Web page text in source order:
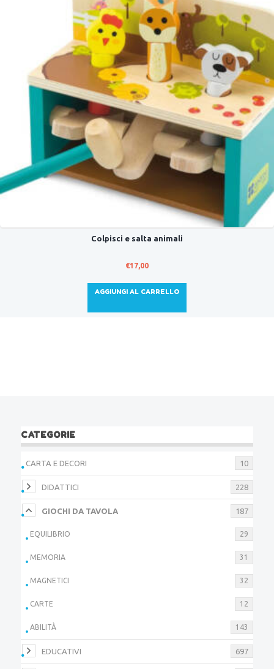
Colpisci e salta animali
€17,00
AGGIUNGI AL CARRELLO
CATEGORIE
CARTA E DECORI 10
DIDATTICI 228
GIOCHI DA TAVOLA 187
EQUILIBRIO 29
MEMORIA 31
MAGNETICI 32
CARTE 12
ABILITÀ 143
EDUCATIVI 697